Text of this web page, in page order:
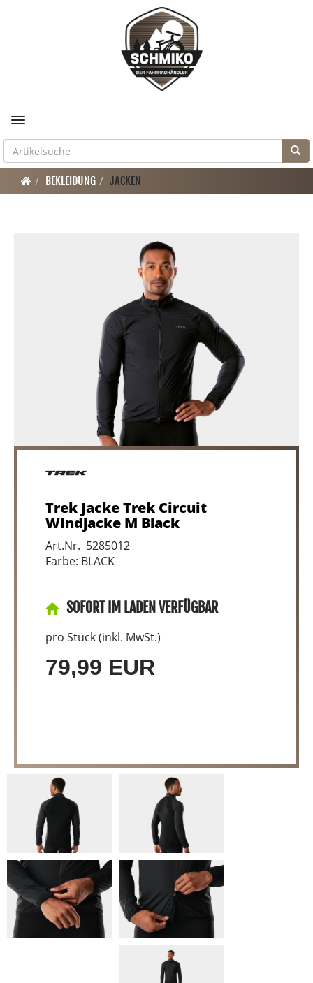
Toggle navigation
BEKLEIDUNG JACKEN
Trek Jacke Trek Circuit
Windjacke M Black
Art.Nr. 5285012
Farbe: BLACK
SOFORT IM LADEN VERFÜGBAR
pro Stück (inkl. MwSt.)
79,99 EUR